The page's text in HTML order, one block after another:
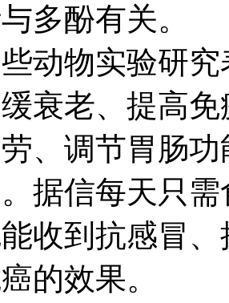
多酚有关。
物实验研究
衰老、提高
、调节胃肠
据信每天只
收到抗感冒
的效果。